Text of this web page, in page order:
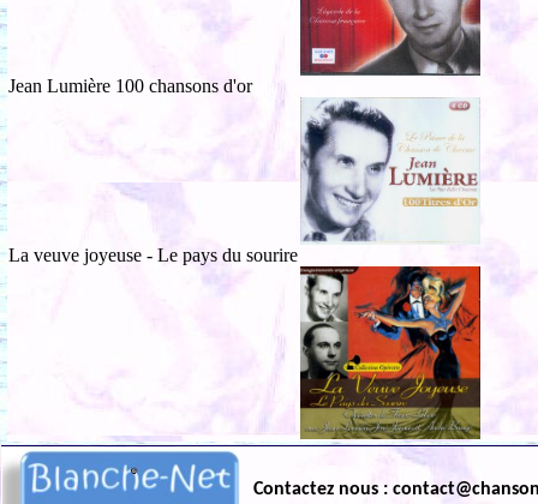
Jean Lumière 100 chansons d'or
La veuve joyeuse - Le pays du sourire
Contactez nous :